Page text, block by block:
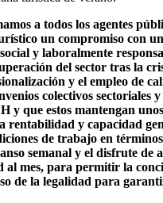
a todos los agentes
un compromiso con
y laboralmente
del sector tras la
y el empleo de
colectivos sectoriales y
y que estos mantengan
rentabilidad y capacidad
de trabajo en
semanal y el disfrute de
al mes, para permitir la
de la legalidad para